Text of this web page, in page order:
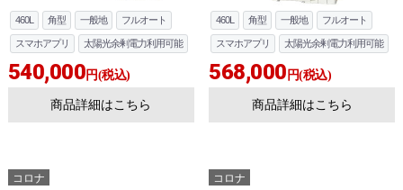
460L 角型 一般地 フルオート
スマホアプリ 太陽光余剰電力利用可能
540,000円(税込)
商品詳細はこちら
460L 角型 一般地 フルオート
スマホアプリ 太陽光余剰電力利用可能
568,000 円(税込)
商品詳細はこちら
コロナ コロナ